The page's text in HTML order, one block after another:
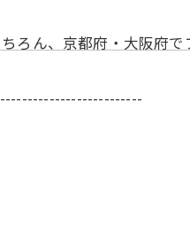
ろん、京都府・大阪府